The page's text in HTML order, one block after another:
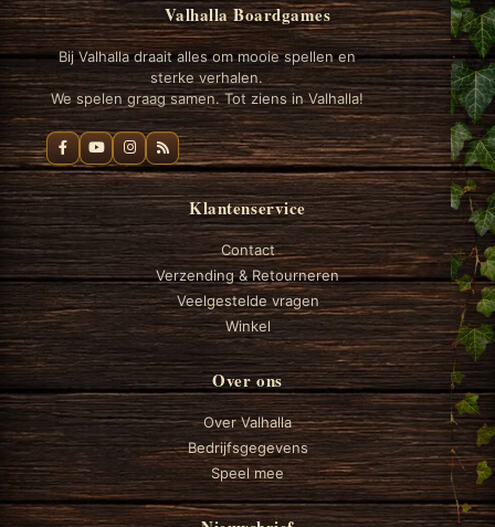
Valhalla Boardgames
Bij Valhalla draait alles om mooie spellen en
sterke verhalen.
We spelen graag samen. Tot ziens in Valhalla!
Klantenservice
Contact
Verzending & Retourneren
Veelgestelde vragen
Winkel
Over ons
Over Valhalla
Bedrijfsgegevens
Speel mee